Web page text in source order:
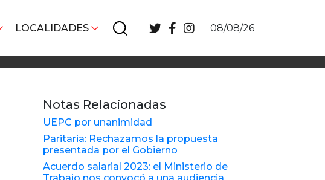
LOCALIDADES 08/08/26
Notas Relacionadas
UEPC por unanimidad
Paritaria: Rechazamos la propuesta
presentada por el Gobierno
Acuerdo salarial 2023: el Ministerio de